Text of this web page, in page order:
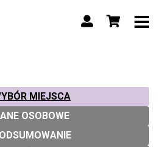
MIEJSCA
OSOBOWE